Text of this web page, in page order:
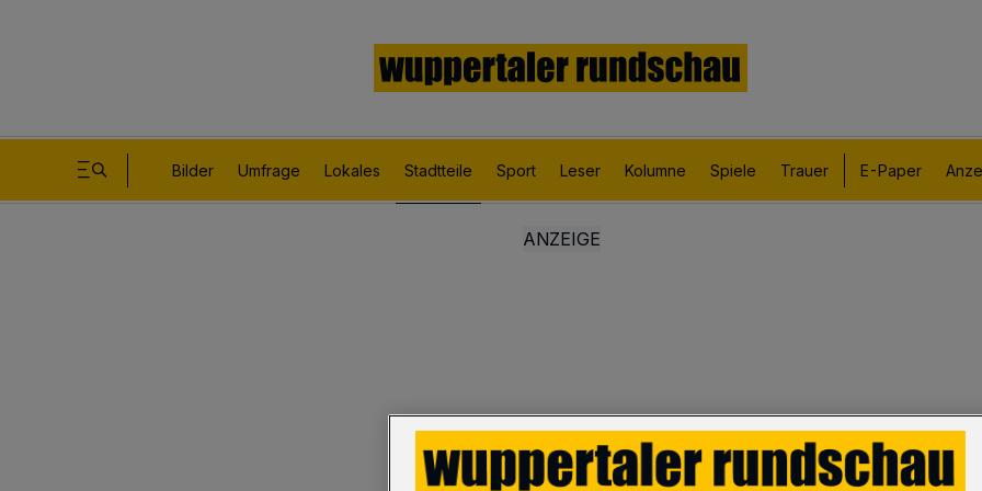
Bilder Umfrage Lokales Stadtteile Sport Leser Kolumne Spiele Trauer E-Paper